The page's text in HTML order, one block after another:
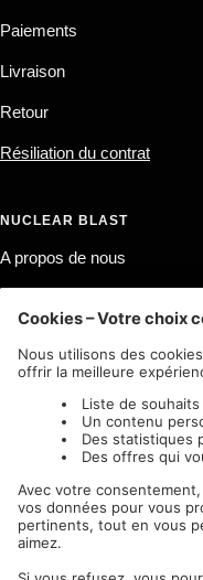
Paiements
Livraison
Retour
Résiliation du contrat
NUCLEAR BLAST
A propos de nous
Pays/région Allemagne (EUR €)
Nuclear Blast c/o IC Music
Nous acceptons